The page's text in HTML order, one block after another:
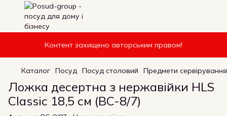
Контент захищено авторським правом!
Каталог Посуд Посуд столовий Предмети сервірування
Ложка десертна з нержавійки HLS
Classic 18,5 см (BC-8/7)